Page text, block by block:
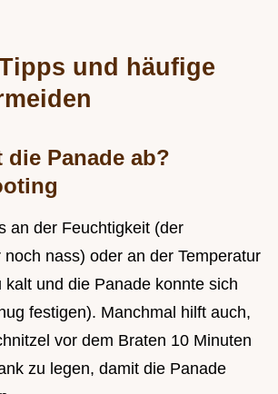
und häufige
die Panade ab?
an der Feuchtigkeit (der
nass) oder an der Temperatur
kalt und die Panade konnte sich
festigen). Manchmal hilft auch,
vor dem Braten 10 Minuten
zu legen, damit die Panade